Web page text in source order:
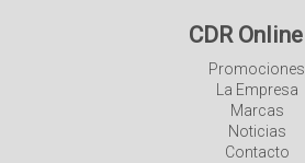
CDR Online
Promociones
La Empresa
Marcas
Noticias
Contacto